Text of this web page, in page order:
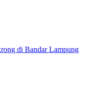
di Bandar Lampung